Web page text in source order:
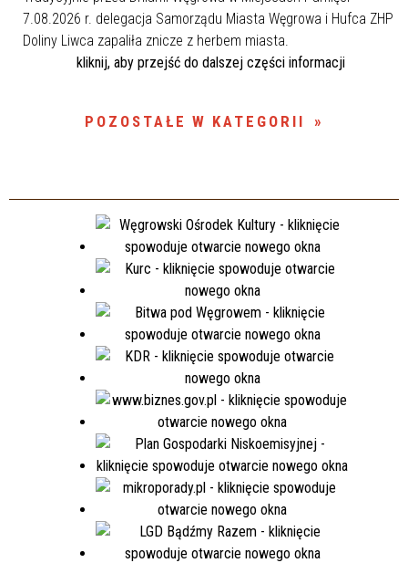
7.08.2026 r. delegacja Samorządu Miasta Węgrowa i Hufca ZHP
Doliny Liwca zapaliła znicze z herbem miasta.
kliknij, aby przejść do dalszej części informacji
POZOSTAŁE W KATEGORII